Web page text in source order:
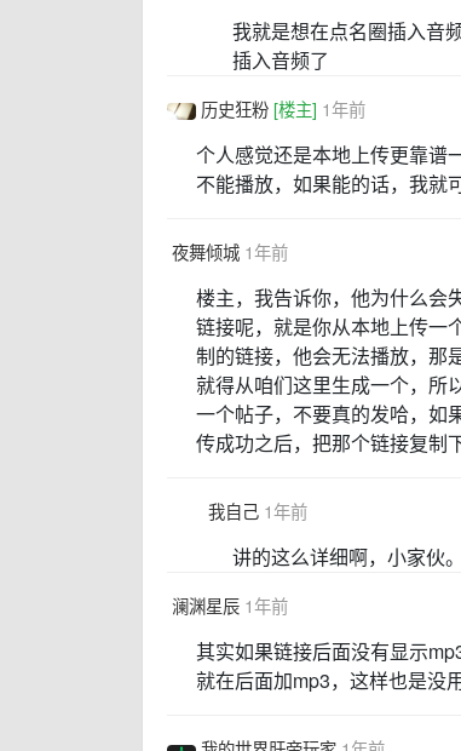
我就是想在点名圈插入音
插入音频了
历史狂粉 [楼主] 1年前
个人感觉还是本地上传更靠谱
不能播放，如果能的话，我就
夜舞倾城 1年前
楼主，我告诉你，他为什么会
链接呢，就是你从本地上传一
制的链接，他会无法播放，那
就得从咱们这里生成一个，所
一个帖子，不要真的发哈，如
传成功之后，把那个链接复制
我自己 1年前
讲的这么详细啊，小家伙。
澜渊星辰 1年前
其实如果链接后面没有显示
就在后面加mp3，这样也是没